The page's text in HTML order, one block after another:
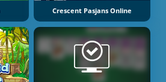
Crescent Pasjans Online